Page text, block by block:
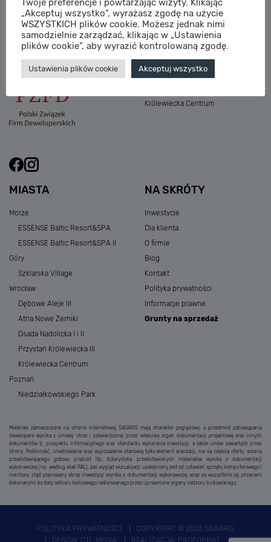
sprzedaz@sagaris.pl
Osada Nadolicka III
Dębowe Aleje III
Atria Nowe Żerniki
Szklarska Village
Osada Nadolicka I i II
Królewiecka Centrum
MIASTA
Morze
ESSENSE Baltic Resort&SPA
ESSENSE Baltic Resort&SPA II
Góry
Szklarska Village
Wrocław
Dębowe Aleje III
Atria Nowe Żerniki
Osada Nadolicka I i II
Przystań Królewiecka III
Królewiecka Centrum
Poznań
Niedziałkowskiego Park
NA SKRÓTY
Inwestycje
Dla klienta
O firmie
Blog
Kontakt
Polityka prywatności
Informacje prawne
Grunty na sprzedaż
Materiały zamieszczone na stronie internetowej SAGARIS mają charakter poglądowy, a przedmiot zobowiązania
dewelopera wynika z umowy stron i zatwierdzonej przez właściwy organ dokumentacji projektowej oraz innych
dokumentów tj. prospektu informacyjnego oraz standardu wykonania inwestycji, a także umów zawartych przez
strony. Roślinność, umeblowanie oraz wyposażenie stanowią tylko element aranżacji, nie są częścią oferty, wzorca
przedstawiającego gotowy produkt itp. Kolorystyka przedstawionych materiałów wynika z dokumentacji
wykonawczej (np. według skali RAL), zaś wygląd wizualizacji uzależniony jest od ustawień sprzętu komputerowego i
monitora, stąd planowany obraz inwestycji wynika z dokumentacji wykonawczej wraz ze wszystkimi jej zmianami
dokonanymi do daty odbioru końcowego realizowanego przez uprawnione organy nadzoru budowlanego.
POLITYKA PRYWATNOŚCI
COPYRIGHT © 2026 SAGARIS
DESIGN: CTL MEDIA REALIZACJA: PROFORMAT
Twoje preferencje i powtarzając wizyty. Klikając
„Akceptuj wszystko”, wyrażasz zgodę na użycie
WSZYSTKICH plików cookie. Możesz jednak nimi
samodzielnie zarządzać, klikając w „Ustawienia
plików cookie”, aby wyrazić kontrolowaną zgodę.
Ustawienia plików cookie Akceptuj wszystko